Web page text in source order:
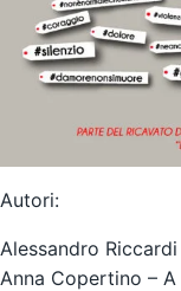
Autori:
Alessandro Riccardi
Anna Copertino – A